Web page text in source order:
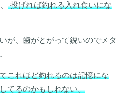
投げれば釣れる入れ食いにな
が、歯がとがって鋭いのでメタ
これほど釣れるのは記憶にな
てるのかもしれない。